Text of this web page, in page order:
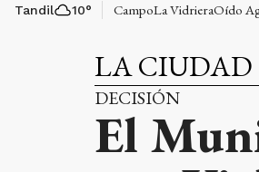
Tandil 10° CampoLa VidrieraOído
LA CIUDAD
DECISIÓN
El